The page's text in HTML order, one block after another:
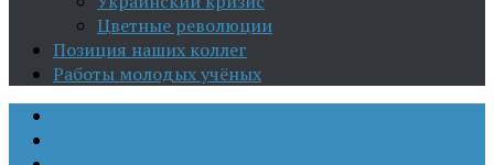
Цветные революции
Позиция наших коллег
Работы молодых учёных